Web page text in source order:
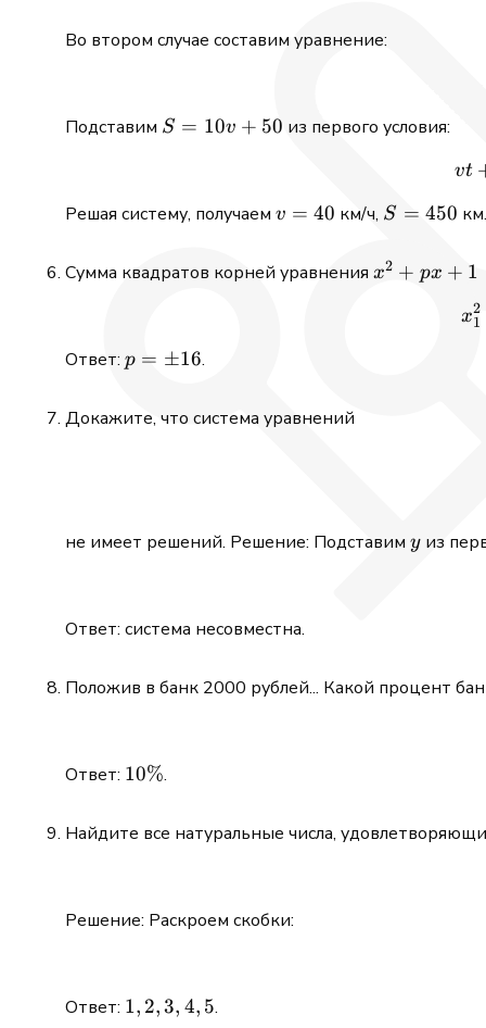
Во втором случае составим уравнение:
Подставим S
50
S = 10v + 50 из первого условия:
vt
Решая систему, получаем v
v = 40 км/ч, S
450
S = 450
Сумма квадратов корней уравнения x^2
x2 + px + 1
x1
2
Ответ: p =
p = ±16.
Докажите, что система уравнений
не имеет решений. Решение: Подставим y
yиз
Ответ: система несовместна.
Положив в банк 2000 рублей... Какой процент
Ответ: 10\%
10%.
Найдите все натуральные числа,
Решение: Раскроем скобки:
Ответ: 1,
1, 2, 3, 4, 5.